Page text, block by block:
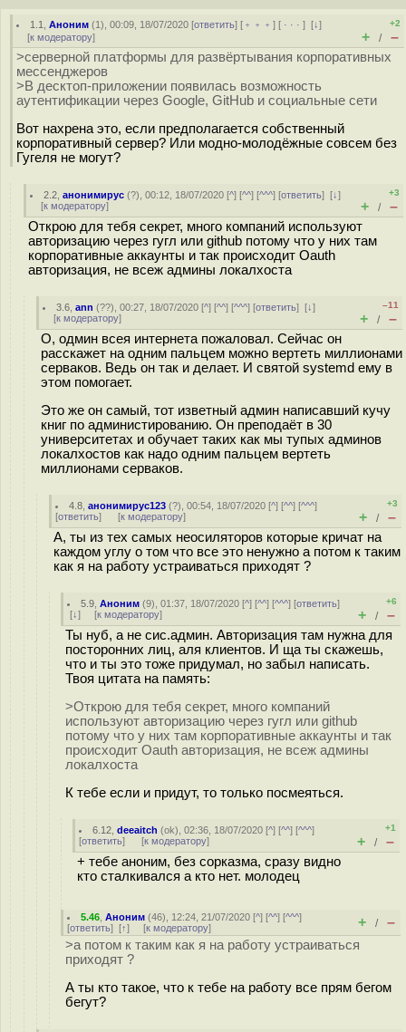
1.1 ,Аноним (1), 00:09, 18/07/2020 [ответить] [ ﹢﹢﹢] [ · · ·][↓]
[к модератору]
+2
+ / –
>серверной платформы для развёртывания корпоративных
мессенджеров
>В десктоп-приложении появилась возможность
аутентификации через Google, GitHub и социальные сети
Вот нахрена это, если предполагается собственный
корпоративный сервер? Или модно-молодёжные совсем без
Гугеля не могут?
2.2 ,анонимирус (?), 00:12, 18/07/2020 [^] [^^] [^^^] [ответить][↓]
[к модератору]
+3
+ / –
Открою для тебя секрет, много компаний используют
авторизацию через гугл или github потому что у них там
корпоративные аккаунты и так происходит Oauth
авторизация, не всеж админы локалхоста
3.6 ,ann (??), 00:27, 18/07/2020 [^] [^^] [^^^] [ответить][↓]
[к модератору]
–11
+ / –
О, одмин всея интернета пожаловал. Сейчас он
расскажет на одним пальцем можно вертеть миллионами
серваков. Ведь он так и делает. И святой systemd ему в
этом помогает.
Это же он самый, тот изветный админ написавший кучу
книг по администированию. Он преподаёт в 30
университетах и обучает таких как мы тупых админов
локалхостов как надо одним пальцем вертеть
миллионами серваков.
4.8 ,анонимирус123 (?), 00:54, 18/07/2020 [^] [^^] [^^^]
[ответить] [к модератору]
+3
+ / –
А, ты из тех самых неосиляторов которые кричат на
каждом углу о том что все это ненужно а потом к таким
как я на работу устраиваться приходят ?
5.9 ,Аноним (9), 01:37, 18/07/2020 [^] [^^] [^^^] [ответить]
[↓] [к модератору]
+6
+ / –
Ты нуб, а не сис.админ. Авторизация там нужна для
посторонних лиц, аля клиентов. И ща ты скажешь,
что и ты это тоже придумал, но забыл написать.
Твоя цитата на память:
>Открою для тебя секрет, много компаний
используют авторизацию через гугл или github
потому что у них там корпоративные аккаунты и так
происходит Oauth авторизация, не всеж админы
локалхоста
К тебе если и придут, то только посмеяться.
6.12 ,deeaitch (ok), 02:36, 18/07/2020 [^] [^^] [^^^]
[ответить] [к модератору]
+1
+ / –
+ тебе аноним, без сорказма, сразу видно
кто сталкивался а кто нет. молодец
5.46 ,Аноним (46), 12:24, 21/07/2020 [^] [^^] [^^^]
[ответить] [↑] [к модератору] + / –
>а потом к таким как я на работу устраиваться
приходят ?
А ты кто такое, что к тебе на работу все прям бегом
бегут?